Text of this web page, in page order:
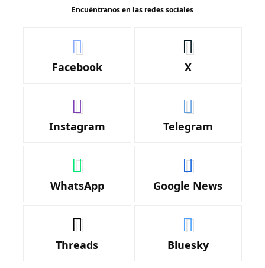
Encuéntranos en las redes sociales
Facebook X
Instagram Telegram
WhatsApp Google News
Threads Bluesky